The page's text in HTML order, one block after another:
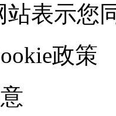
站表示您
政策